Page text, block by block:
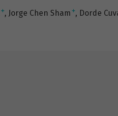
+ Jorge Chen Sham + Dorde